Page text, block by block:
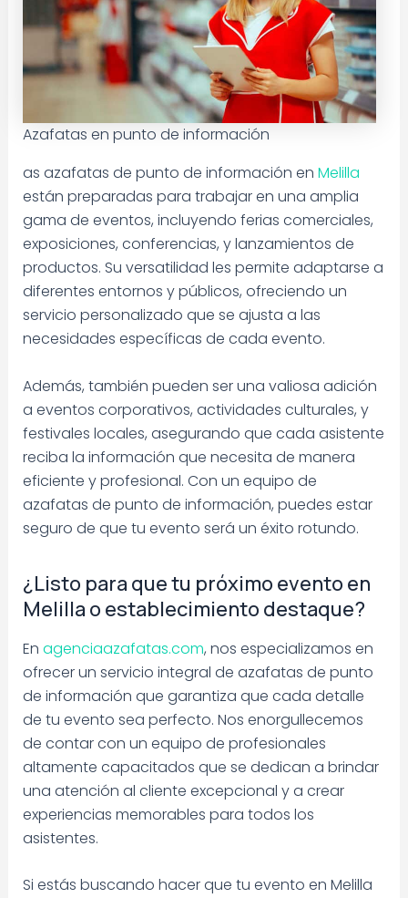
Azafatas en punto de información
as azafatas de punto de información en Melilla
están preparadas para trabajar en una amplia
gama de eventos, incluyendo ferias comerciales,
exposiciones, conferencias, y lanzamientos de
productos. Su versatilidad les permite adaptarse a
diferentes entornos y públicos, ofreciendo un
servicio personalizado que se ajusta a las
necesidades específicas de cada evento.
Además, también pueden ser una valiosa adición
a eventos corporativos, actividades culturales, y
festivales locales, asegurando que cada asistente
reciba la información que necesita de manera
eficiente y profesional. Con un equipo de
azafatas de punto de información, puedes estar
seguro de que tu evento será un éxito rotundo.
¿Listo para que tu próximo evento en
Melilla o establecimiento destaque?
En agenciaazafatas.com, nos especializamos en
ofrecer un servicio integral de azafatas de punto
de información que garantiza que cada detalle
de tu evento sea perfecto. Nos enorgullecemos
de contar con un equipo de profesionales
altamente capacitados que se dedican a brindar
una atención al cliente excepcional y a crear
experiencias memorables para todos los
asistentes.
Si estás buscando hacer que tu evento en Melilla